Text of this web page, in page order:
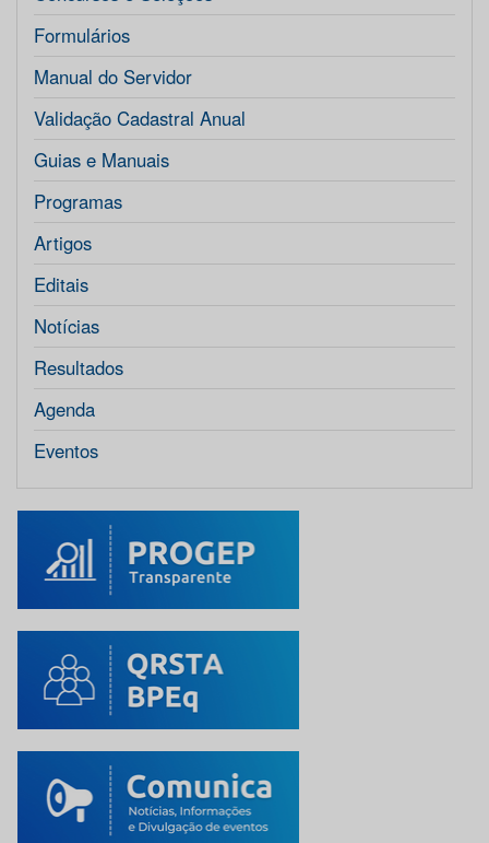
Formulários
Manual do Servidor
Validação Cadastral Anual
Guias e Manuais
Programas
Artigos
Editais
Notícias
Resultados
Agenda
Eventos